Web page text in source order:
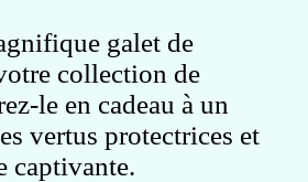
galet de
collection de
le en cadeau à un
vertus protectrices et
captivante.